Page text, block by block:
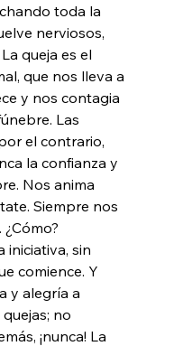
toda la
nerviosos,
queja es el
que nos lleva a
y nos contagia
Las
el contrario,
la confianza y
Nos anima
Siempre nos
iniciativa, sin
comience. Y
y alegría a
no
¡nunca! La